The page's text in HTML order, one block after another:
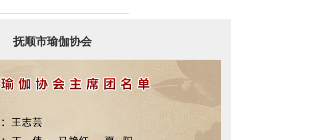
抚顺市瑜伽协会